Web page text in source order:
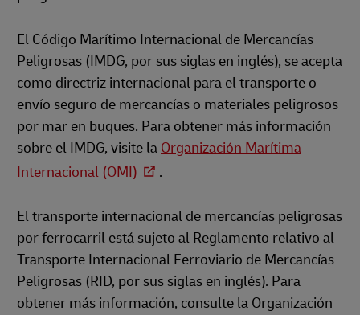
El Código Marítimo Internacional de Mercancías
Peligrosas (IMDG, por sus siglas en inglés), se acepta
como directriz internacional para el transporte o
envío seguro de mercancías o materiales peligrosos
por mar en buques. Para obtener más información
sobre el IMDG, visite la Organización Marítima
Internacional (OMI)
.
El transporte internacional de mercancías peligrosas
por ferrocarril está sujeto al Reglamento relativo al
Transporte Internacional Ferroviario de Mercancías
Peligrosas (RID, por sus siglas en inglés). Para
obtener más información, consulte la Organización